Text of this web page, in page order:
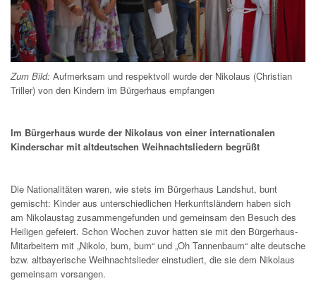
Zum Bild: Aufmerksam und respektvoll wurde der Nikolaus (Christian
Triller) von den Kindern im Bürgerhaus empfangen
Im Bürgerhaus wurde der Nikolaus von einer internationalen
Kinderschar mit altdeutschen Weihnachtsliedern begrüßt
Die Nationalitäten waren, wie stets im Bürgerhaus Landshut, bunt
gemischt: Kinder aus unterschiedlichen Herkunftsländern haben sich
am Nikolaustag zusammengefunden und gemeinsam den Besuch des
Heiligen gefeiert. Schon Wochen zuvor hatten sie mit den Bürgerhaus-
Mitarbeitern mit „Nikolo, bum, bum“ und „Oh Tannenbaum“ alte deutsche
bzw. altbayerische Weihnachtslieder einstudiert, die sie dem Nikolaus
gemeinsam vorsangen.